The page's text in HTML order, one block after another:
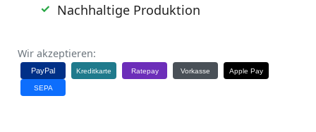
Nachhaltige Produktion
Wir akzeptieren:
PayPal Kreditkarte Ratepay Vorkasse Apple Pay
SEPA